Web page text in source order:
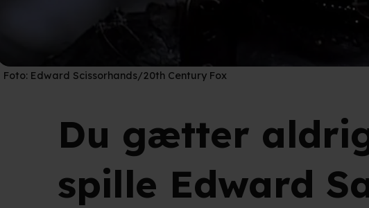
Foto: Edward Scissorhands/20th Century Fox
Du gætter
spille Edward